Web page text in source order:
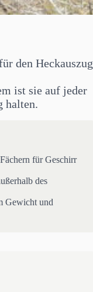
den Heckauszug
ist sie auf jeder
halten.
für Geschirr
des
Gewicht und